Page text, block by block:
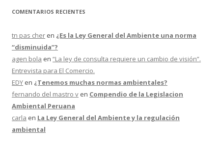
COMENTARIOS RECIENTES
tn pas cher en ¿Es la Ley General del Ambiente una norma
“disminuida”?
agen bola en “La ley de consulta requiere un cambio de visión”.
Entrevista para El Comercio.
EDY en ¿Tenemos muchas normas ambientales?
fernando del mastro v en Compendio de la Legislacion
Ambiental Peruana
carla en La Ley General del Ambiente y la regulación
ambiental